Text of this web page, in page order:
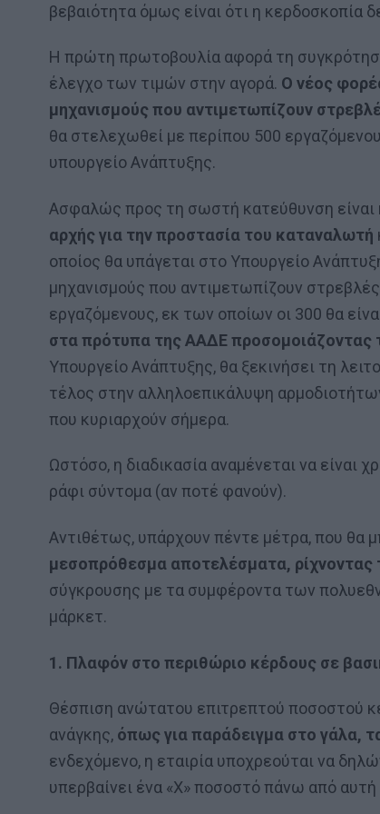
βεβαιότητα όμως είναι ότι η κερδοσκοπία
Η πρώτη πρωτοβουλία αφορά τη
έλεγχο των τιμών στην αγορά. Ο νέος
μηχανισμούς που αντιμετωπίζουν
θα στελεχωθεί με περίπου 500
υπουργείο Ανάπτυξης.
Ασφαλώς προς τη σωστή κατεύθυνση είναι
αρχής για την προστασία του καταναλωτή
οποίος θα υπάγεται στο Υπουργείο
μηχανισμούς που αντιμετωπίζουν
εργαζόμενους, εκ των οποίων οι 300 θα
στα πρότυπα της ΑΑΔΕ προσομοιάζοντας
Υπουργείο Ανάπτυξης, θα ξεκινήσει τη
τέλος στην αλληλοεπικάλυψη
που κυριαρχούν σήμερα.
Ωστόσο, η διαδικασία αναμένεται να είναι
ράφι σύντομα (αν ποτέ φανούν).
Αντιθέτως, υπάρχουν πέντε μέτρα, που θα
μεσοπρόθεσμα αποτελέσματα, ρίχνοντας
σύγκρουσης με τα συμφέροντα των
μάρκετ.
1. Πλαφόν στο περιθώριο κέρδους σε
Θέσπιση ανώτατου επιτρεπτού ποσοστού
ανάγκης, όπως για παράδειγμα στο γάλα,
ενδεχόμενο, η εταιρία υποχρεούται να
υπερβαίνει ένα «Χ» ποσοστό πάνω από αυτή